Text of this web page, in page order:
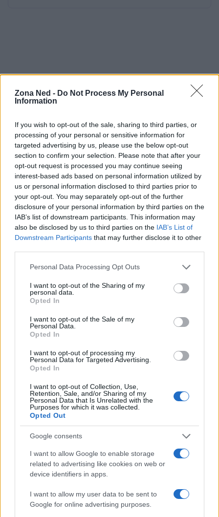
Zona Ned - Do Not Process My Personal
Information
If you wish to opt-out of the sale, sharing to third parties, or
processing of your personal or sensitive information for
targeted advertising by us, please use the below opt-out
section to confirm your selection. Please note that after your
opt-out request is processed you may continue seeing
interest-based ads based on personal information utilized by
us or personal information disclosed to third parties prior to
your opt-out. You may separately opt-out of the further
disclosure of your personal information by third parties on the
IAB’s list of downstream participants. This information may
also be disclosed by us to third parties on the IAB’s List of
Downstream Participants that may further disclose it to other
Please note that this website/app uses one or more Google
not limited to your visit or usage behaviour. You may click to
grant or deny consent to Google and its third-party tags to
use your data for below specified purposes in below Google
consent section.
Personal Data Processing Opt Outs
I want to opt-out of the Sharing of my
personal data.
Opted In
I want to opt-out of the Sale of my
Personal Data.
Opted In
I want to opt-out of processing my
Personal Data for Targeted Advertising.
Opted In
I want to opt-out of Collection, Use,
Retention, Sale, and/or Sharing of my
Personal Data that Is Unrelated with the
Purposes for which it was collected.
Opted Out
Google consents
I want to allow Google to enable storage
related to advertising like cookies on web or
device identifiers in apps.
I want to allow my user data to be sent to
Google for online advertising purposes.
Continua a leggere
Pieve Comics 2026: tutto ciò che devi sapere
sull’evento nerd di Perugia
Andrea Conforti · 6 Ago 2026
NERD NEWS